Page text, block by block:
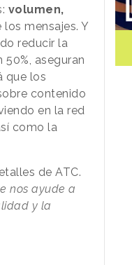
volumen,
los mensajes. Y
reducir la
aseguran
que los
contenido
en la red
como la
de ATC.
nos ayude a
y la